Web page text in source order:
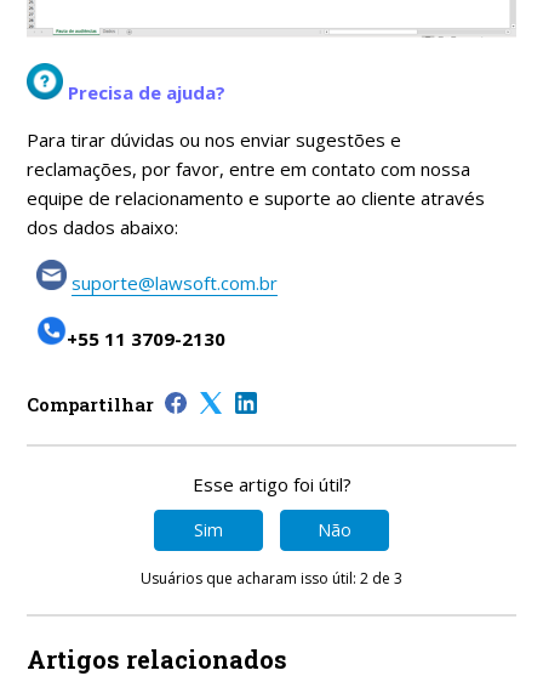
Precisa de ajuda?
Para tirar dúvidas ou nos enviar sugestões e
reclamações, por favor, entre em contato com nossa
equipe de relacionamento e suporte ao cliente através
dos dados abaixo:
suporte@lawsoft.com.br
+55 11 3709-2130
Compartilhar
Esse artigo foi útil?
Sim Não
Usuários que acharam isso útil: 2 de 3
Artigos relacionados